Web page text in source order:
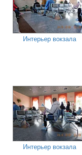
Интерьер вокзала
Интерьер вокзала